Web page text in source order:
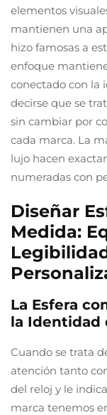
elementos
mantienen una
hizo famosas a
enfoque
conectado con la
decirse que se
sin cambiar por
cada marca. La
lujo hacen
numeradas con
Diseñar
Medida:
La Esfera
la Identidad
Cuando se trata
atención tanto
del reloj y le
marca tenemos